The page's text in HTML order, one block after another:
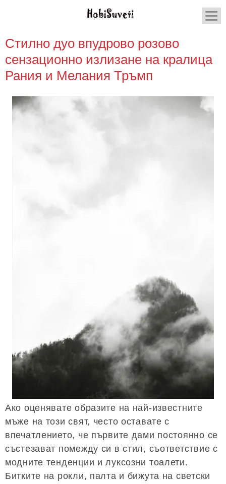
Стилно дуо впудрово розово
сензационно излизане на кралица
Рания и Мелания Тръмп
Ако оценявате образите на най-известните
мъже на този свят, често оставате с
впечатлението, че първите дами постоянно се
състезават помежду си в стил, съответствие с
модните тенденции и луксозни тоалети.
Битките на рокли, палта и бижута на светски